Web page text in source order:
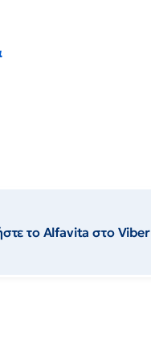
το Αlfavita στο Viber